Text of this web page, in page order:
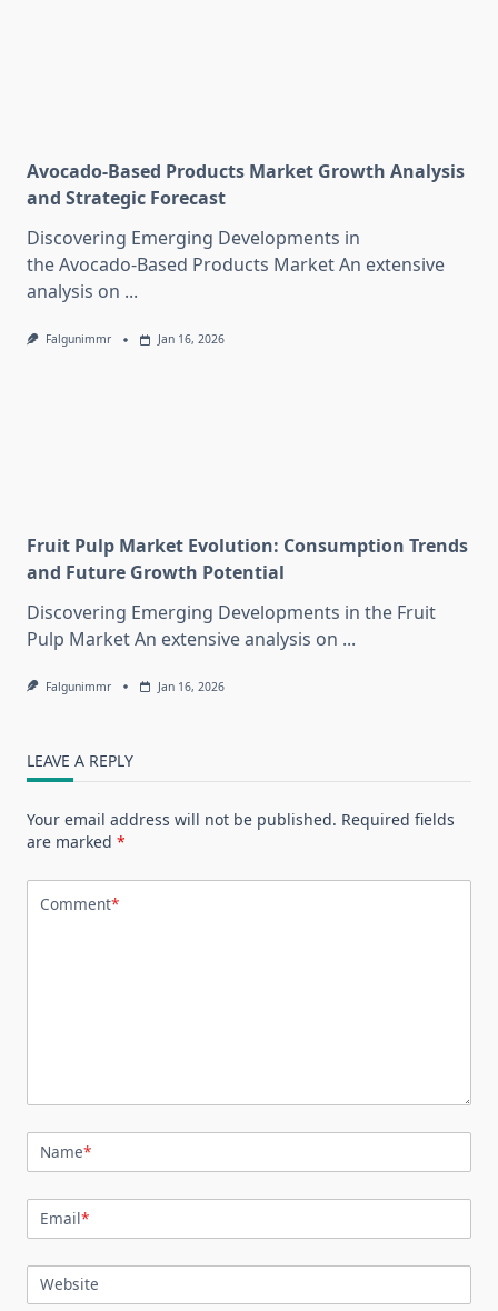
Avocado-Based Products Market Growth Analysis
and Strategic Forecast
Discovering Emerging Developments in
the Avocado-Based Products Market An extensive
analysis on ...
Falgunimmr Jan 16, 2026
Fruit Pulp Market Evolution: Consumption Trends
and Future Growth Potential
Discovering Emerging Developments in the Fruit
Pulp Market An extensive analysis on ...
Falgunimmr Jan 16, 2026
LEAVE A REPLY
Your email address will not be published. Required fields
are marked *
Comment*
Name*
Email*
Website